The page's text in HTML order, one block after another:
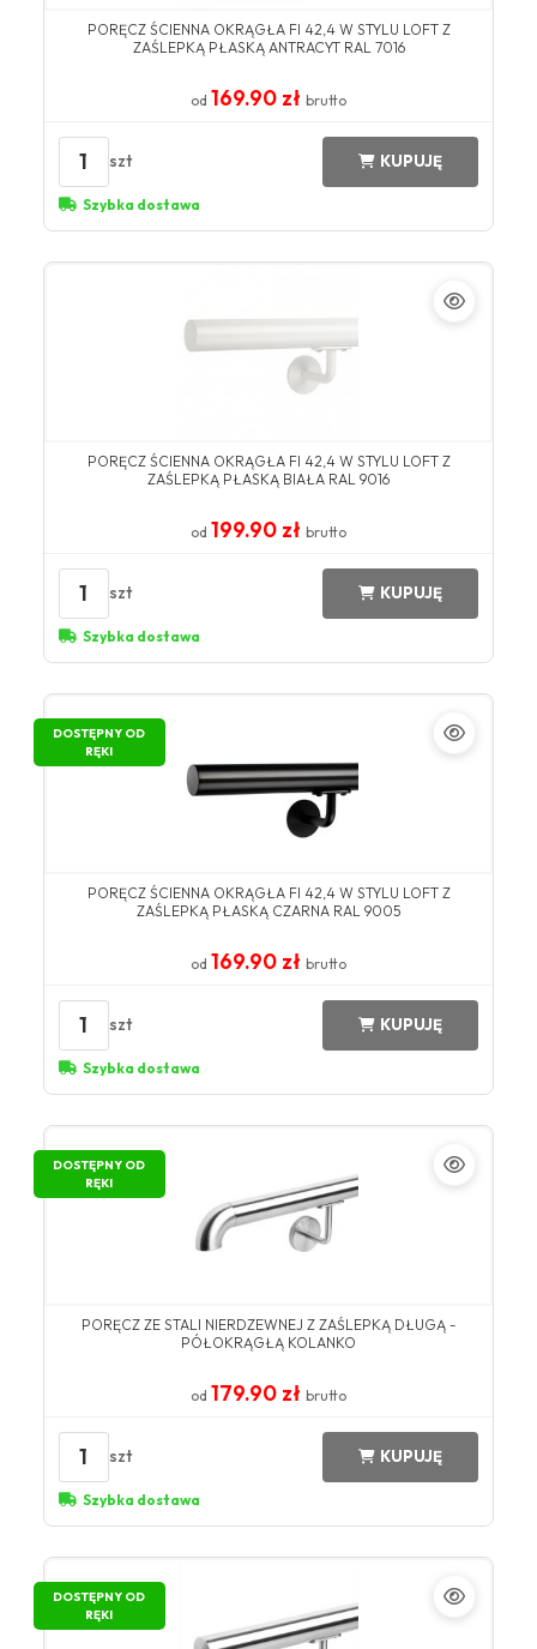
​PORĘCZ ŚCIENNA OKRĄGŁA FI 42,4 W STYLU LOFT Z
ZAŚLEPKĄ PŁASKĄ ANTRACYT ​RAL 7016​
od 169.90 zł brutto
1 szt KUPUJĘ
Szybka dostawa
​PORĘCZ ŚCIENNA OKRĄGŁA FI 42,4 W STYLU LOFT Z
ZAŚLEPKĄ PŁASKĄ BIAŁA ​RAL 9016​
od 199.90 zł brutto
1 szt KUPUJĘ
Szybka dostawa
DOSTĘPNY OD
RĘKI
PORĘCZ ŚCIENNA OKRĄGŁA FI 42,4 W STYLU LOFT Z
ZAŚLEPKĄ PŁASKĄ CZARNA RAL 9005
od 169.90 zł brutto
1 szt KUPUJĘ
Szybka dostawa
DOSTĘPNY OD
RĘKI
PORĘCZ ZE STALI NIERDZEWNEJ Z ZAŚLEPKĄ DŁUGĄ -
PÓŁOKRĄGŁĄ KOLANKO
od 179.90 zł brutto
1 szt KUPUJĘ
Szybka dostawa
DOSTĘPNY OD
RĘKI